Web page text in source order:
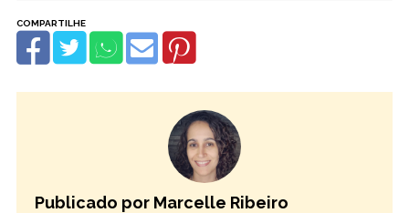
Publicado por Marcelle Ribeiro